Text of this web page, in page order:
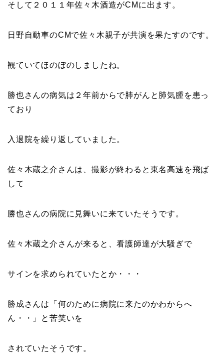
そして２０１１年佐々木酒造がCMに出ます。
日野自動車のCMで佐々木親子が共演を果たすのです。
観ていてほのぼのしましたね。
勝也さんの病気は２年前からで肺がんと肺気腫を患っ
ており
入退院を繰り返していました。
佐々木蔵之介さんは、撮影が終わると東名高速を飛ば
して
勝也さんの病院に見舞いに来ていたそうです。
佐々木蔵之介さんが来ると、看護師達が大騒ぎで
サインを求められていたとか・・・
勝成さんは「 何のために病院に来たのかわからへ
ん・・
」と苦笑いを
されていたそうです。